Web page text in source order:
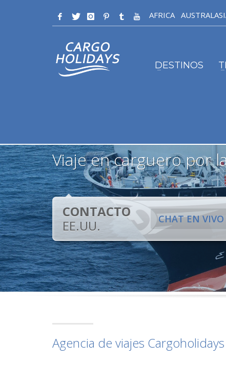
AFRICA
DESTINOS
Viaje en carguero por
CHAT EN VIVO
CONTACTO
EE.UU.
Agencia de viajes Cargoholidays